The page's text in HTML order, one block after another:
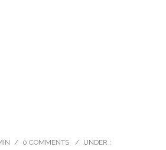
/ 0 COMMENTS / UNDER :